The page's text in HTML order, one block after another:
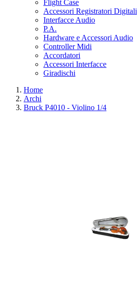
Flight Case
Accessori Registratori Digitali
Interfacce Audio
P.A.
Hardware e Accessori Audio
Controller Midi
Accordatori
Accessori Interfacce
Giradischi
Home
Archi
Bruck P4010 - Violino 1/4